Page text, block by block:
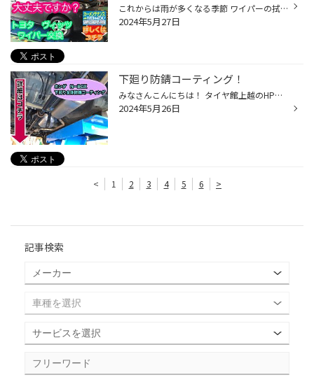
これからは雨が多くなる季節 ワイパーの拭き取りは大丈夫ですか？ 本日はワイパー交換のご紹介です。 最近のお車のワイパーは 純正で色々な形状のタイプがあり 樹脂カバーやフラットタイプなどが 増えてきました。 タイヤ館上越では 色々なタイプに対応できるように PIAA製の替えゴムで交換していま...
2024年5月27日
下廻り防錆コーティング！
みなさんこんにちは！ タイヤ館上越のHPご覧頂き ありがとうございます！ 突然ですが車の下回りは 錆びたりしていませんか？ 錆びるのを防ぐために防錆コーティング オススメです！！ 今回はホンダ N−BOXの下回り防錆コーティングを ご紹介します！！ ピットに上げました！！ 車の下回りは塩害や小...
2024年5月26日
< 1 2 3 4 5 6 >
記事検索